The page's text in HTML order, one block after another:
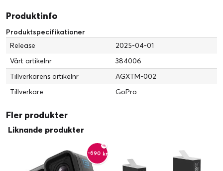
Produktinfo
Produktspecifikationer
Release
2025-04-01
Vårt artikelnr
384006
Tillverkarens artikelnr
AGXTM-002
Tillverkare
GoPro
Fler produkter
Liknande produkter
-690 kr